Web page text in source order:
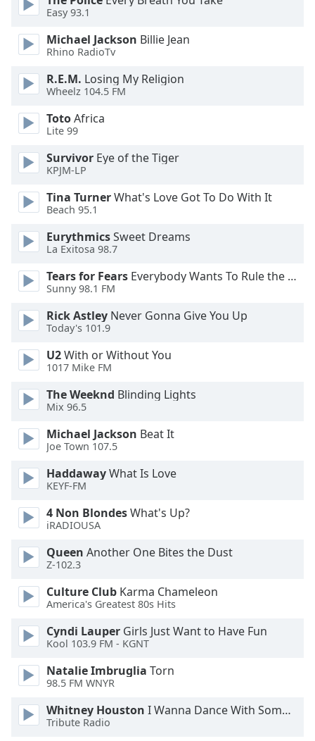
Opacity
Caption
Area
Background
Color
Opacity
Font
Text
Edge
Family
Reset
Close
Modal
Dialog
End
window.
Easy 93.1
Michael Jackson Billie Jean
Rhino RadioTv
R.E.M. Losing My Religion
Wheelz 104.5 FM
TotoAfrica
Lite 99
Survivor Eye of the Tiger
KPJM-LP
Tina TurnerWhat's Love Got To Do With It
Beach 95.1
EurythmicsSweet Dreams
La Exitosa 98.7
Tears for Fears Everybody Wants To Rule the World
Sunny 98.1 FM
Rick Astley Never Gonna Give You Up
Today's 101.9
U2With or Without You
1017 Mike FM
The Weeknd Blinding Lights
Mix 96.5
Michael Jackson Beat It
Joe Town 107.5
HaddawayWhat Is Love
KEYF-FM
4 Non BlondesWhat's Up?
iRADIOUSA
Queen Another One Bites the Dust
Z-102.3
Culture Club Karma Chameleon
America's Greatest 80s Hits
Cyndi Lauper Girls Just Want to Have Fun
Kool 103.9 FM - KGNT
Natalie Imbruglia Torn
98.5 FM WNYR
Whitney Houston I Wanna Dance With Somebody
Tribute Radio